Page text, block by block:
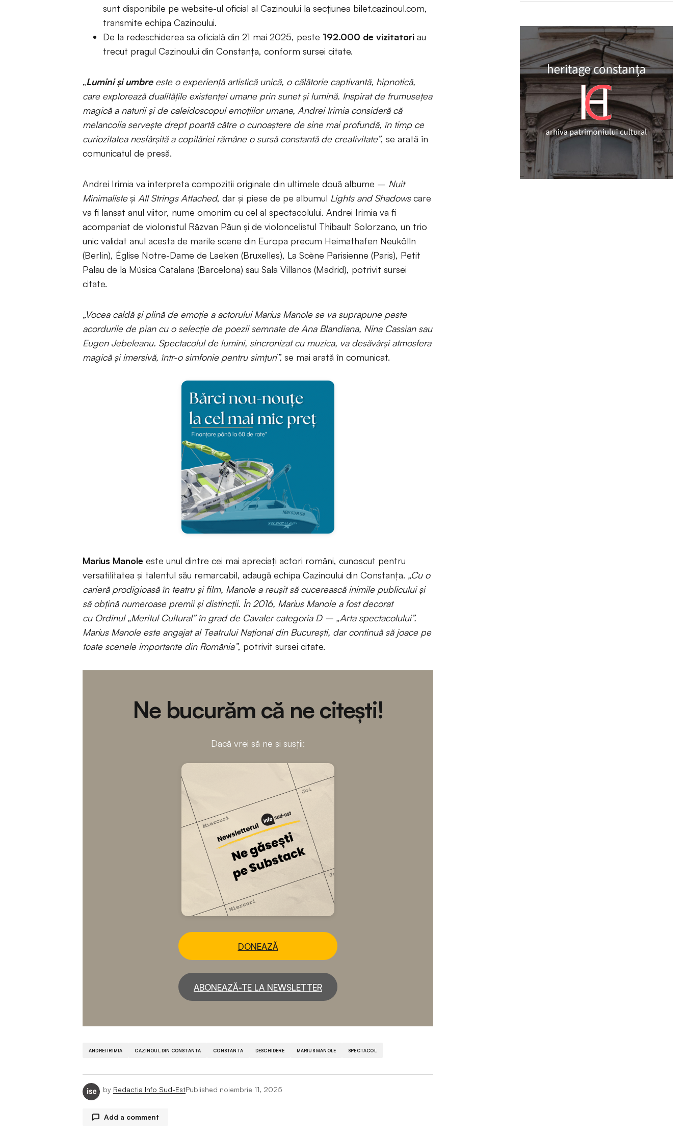
sunt disponibile pe website-ul oficial al Cazinoului la secțiunea bilet.cazinoul.com,
transmite echipa Cazinoului.
De la redeschiderea sa oficială din 21 mai 2025, peste 192.000 de vizitatori au
trecut pragul Cazinoului din Constanța, conform sursei citate.
„Lumini și umbre este o experiență artistică unică, o călătorie captivantă, hipnotică,
care explorează dualitățile existenței umane prin sunet și lumină. Inspirat de frumusețea
magică a naturii și de caleidoscopul emoțiilor umane, Andrei Irimia consideră că
melancolia servește drept poartă către o cunoaștere de sine mai profundă, în timp ce
curiozitatea nesfârșită a copilăriei rămâne o sursă constantă de creativitate”, se arată în
comunicatul de presă.
Andrei Irimia va interpreta compoziții originale din ultimele două albume – Nuit
Minimalisteși All Strings Attached, dar și piese de pe albumul Lights and Shadowscare
va fi lansat anul viitor, nume omonim cu cel al spectacolului. Andrei Irimia va fi
acompaniat de violonistul Răzvan Păun și de violoncelistul Thibault Solorzano, un trio
unic validat anul acesta de marile scene din Europa precum Heimathafen Neukölln
(Berlin), Église Notre-Dame de Laeken (Bruxelles), La Scène Parisienne (Paris), Petit
Palau de la Música Catalana (Barcelona) sau Sala Villanos (Madrid), potrivit sursei
citate.
„Vocea caldă și plină de emoție a actorului Marius Manole se va suprapune peste
acordurile de pian cu o selecție de poezii semnate de Ana Blandiana, Nina Cassian sau
Eugen Jebeleanu. Spectacolul de lumini, sincronizat cu muzica, va desăvârși atmosfera
magică și imersivă, într-o simfonie pentru simțuri”, se mai arată în comunicat.
Marius Manole este unul dintre cei mai apreciați actori români, cunoscut pentru
versatilitatea și talentul său remarcabil, adaugă echipa Cazinoului din Constanța. „Cu o
carieră prodigioasă în teatru și film, Manole a reușit să cucerească inimile publicului și
să obțină numeroase premii și distincții. În 2016, Marius Manole a fost decorat
cu Ordinul „Meritul Cultural” în grad de Cavaler categoria D – „Arta spectacolului”.
Marius Manole este angajat al Teatrului Național din București, dar continuă să joace pe
toate scenele importante din România”, potrivit sursei citate.
Ne bucurăm că ne citești!
Dacă vrei să ne și susții:
DONEAZĂ
ABONEAZĂ-TE LA NEWSLETTER
ANDREI IRIMIA CAZINOUL DIN CONSTANTA CONSTANTA DESCHIDERE MARIUS MANOLE SPECTACOL
by Redactia Info Sud-EstPublished noiembrie 11, 2025
Add a comment